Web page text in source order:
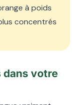
à poids
concentrés
votre